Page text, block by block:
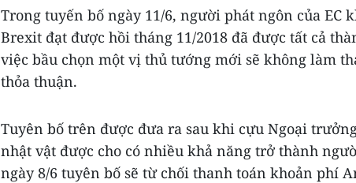
Trong tuyến bố ngày 11/6, người phát ngôn của EC
Brexit đạt được hồi tháng 11/2018 đã được tất cả
việc bầu chọn một vị thủ tướng mới sẽ không làm
thỏa thuận.
Tuyên bố trên được đưa ra sau khi cựu Ngoại
nhật vật được cho có nhiều khả năng trở thành
ngày 8/6 tuyên bố sẽ từ chối thanh toán khoản phí